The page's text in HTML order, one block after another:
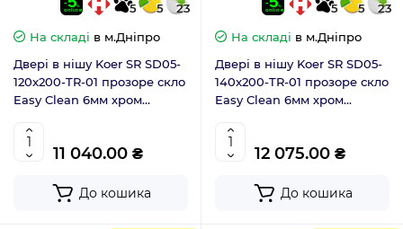
5 5
23
На складі в м.Дніпро
Двері в нішу Koer SR SD05-
120x200-TR-01 прозоре скло
Easy Clean 6мм хром
11 040.00 ₴
До кошика
5 5
23
На складі в м.Дніпро
Двері в нішу Koer SR SD05-
140x200-TR-01 прозоре скло
Easy Clean 6мм хром
12 075.00 ₴
До кошика